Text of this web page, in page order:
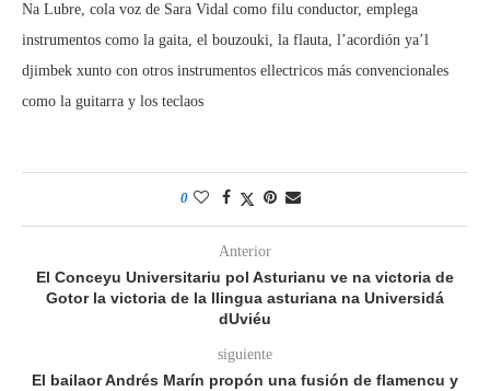
Na Lubre, cola voz de Sara Vidal como filu conductor, emplega
instrumentos como la gaita, el bouzouki, la flauta, l’acordión ya’l
djimbek xunto con otros instrumentos ellectricos más convencionales
como la guitarra y los teclaos
0
Anterior
El Conceyu Universitariu pol Asturianu ve na victoria de
Gotor la victoria de la llingua asturiana na Universidá
dUviéu
siguiente
El bailaor Andrés Marín propón una fusión de flamencu y